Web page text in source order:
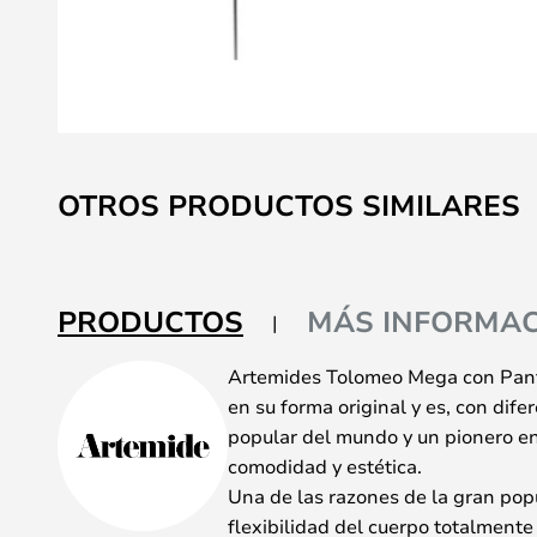
al
comienzo
galería
de
OTROS PRODUCTOS SIMILARES
PRODUCTOS MÁS
Artemides Tolomeo Mega con
en su forma original y es, con
popular del mundo y un pionero
comodidad y estética.
Una de las razones de la gran
flexibilidad del cuerpo